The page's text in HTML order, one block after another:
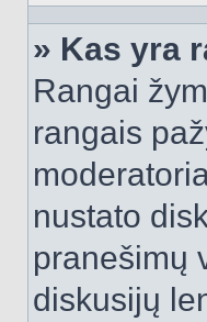
» Kas yra
Rangai
rangais
nustato
pranešimų
diskusijų